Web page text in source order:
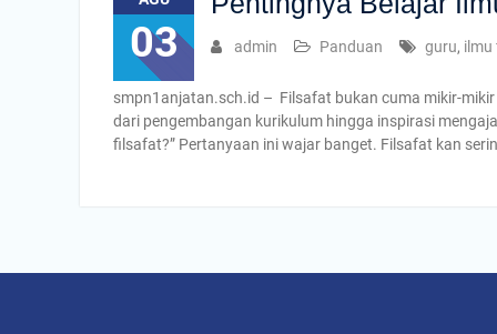
03 admin Panduan guru,
smpn1anjatan.sch.id – Filsafat bukan cuma mikir-
dari pengembangan kurikulum hingga inspirasi
filsafat?” Pertanyaan ini wajar banget. Filsafat kan